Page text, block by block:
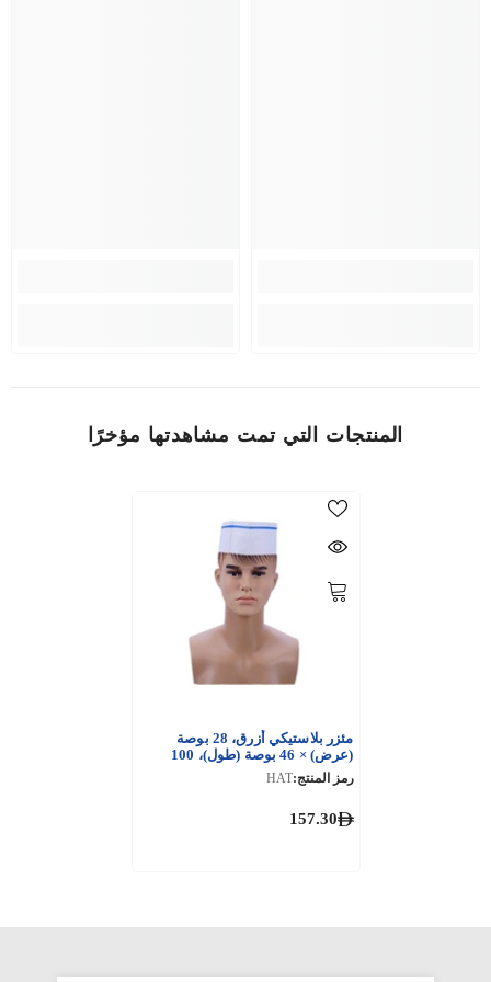
المنتجات التي تمت مشاهدتها مؤخرًا
مئزر بلاستيكي أزرق، 28 بوصة
(عرض) × 46 بوصة (طول)، 100
قطعة × 10 عبوات
رمز المنتج:HAT
157.30